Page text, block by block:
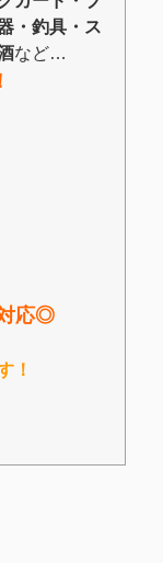
・釣具・ス
など…
応◎
！